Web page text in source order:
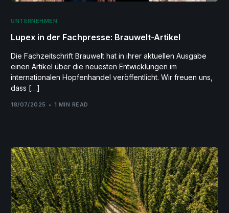
UNTERNEHMEN
Lupex in der Fachpresse: Brauwelt-Artikel
Die Fachzeitschrift Brauwelt hat in ihrer aktuellen Ausgabe
einen Artikel über die neuesten Entwicklungen im
internationalen Hopfenhandel veröffentlicht. Wir freuen uns,
dass […]
18/07/2025 1 MIN READ